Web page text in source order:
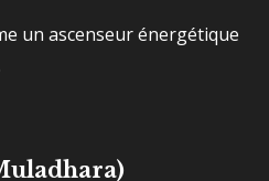
un ascenseur énergétique